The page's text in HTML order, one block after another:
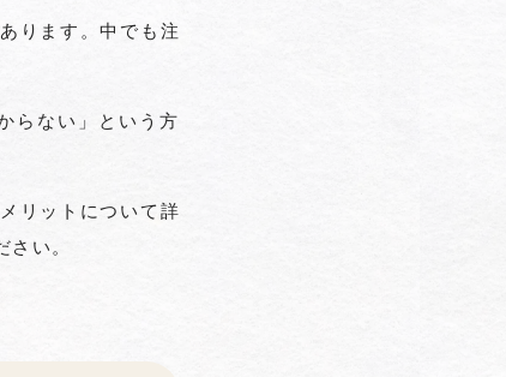
ります。中でも注
らない」という方
リットについて詳
い。